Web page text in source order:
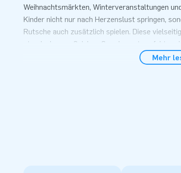
Weihnachtsmärkten, Winterveranstaltungen
Kinder nicht nur nach Herzenslust springen,
Rutsche auch zusätzlich spielen. Diese
stundenlangen Spielspaß und passt perfekt zu
Eine Weihnachts-Hüpfburg, die bei
Mehr